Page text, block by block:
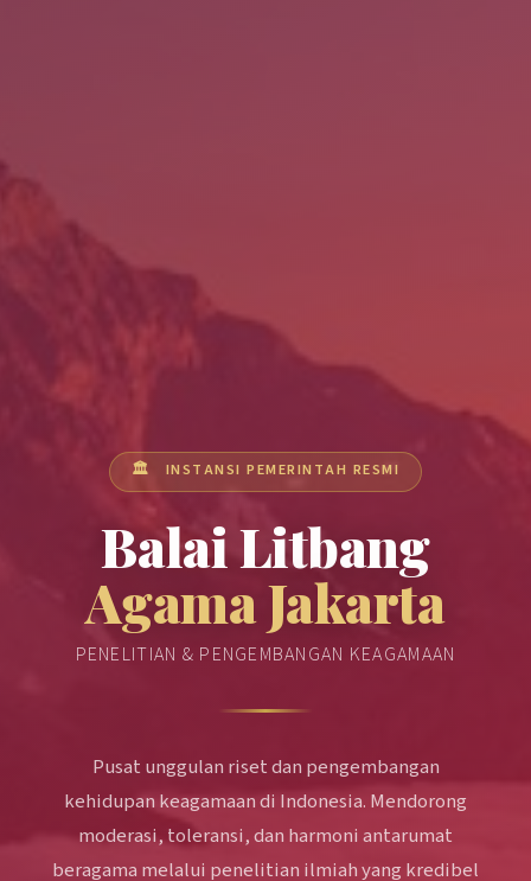
🏛️ INSTANSI PEMERINTAH RESMI
Balai Litbang
Agama Jakarta
PENELITIAN & PENGEMBANGAN KEAGAMAAN
Pusat unggulan riset dan pengembangan
kehidupan keagamaan di Indonesia. Mendorong
moderasi, toleransi, dan harmoni antarumat
beragama melalui penelitian ilmiah yang kredibel